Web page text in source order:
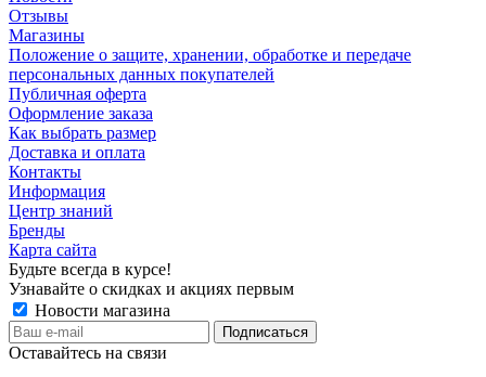
Отзывы
Магазины
Положение о защите, хранении, обработке и передаче
персональных данных покупателей
Публичная оферта
Оформление заказа
Как выбрать размер
Доставка и оплата
Контакты
Информация
Центр знаний
Бренды
Карта сайта
Будьте всегда в курсе!
Узнавайте о скидках и акциях первым
Новости магазина
Оставайтесь на связи